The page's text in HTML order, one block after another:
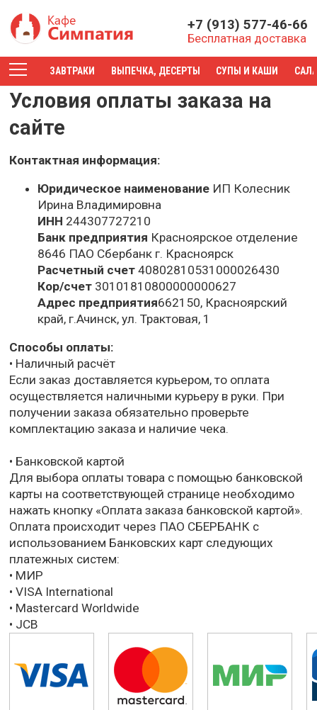
+7 (913) 577-46-66
Бесплатная доставка
ЗАВТРАКИ ВЫПЕЧКА, ДЕСЕРТЫ СУПЫ И КАШИ
Условия оплаты заказа на
сайте
Контактная информация:
Юридическое наименование ИП Колесник
Ирина Владимировна
ИНН 244307727210
Банк предприятия Красноярское отделение
8646 ПАО Сбербанк г. Красноярск
Расчетный счет 40802810531000026430
Кор/счет 30101810800000000627
Адрес предприятия662150, Красноярский
край, г.Ачинск, ул. Трактовая, 1
Способы оплаты:
• Наличный расчёт
Если заказ доставляется курьером, то оплата
осуществляется наличными курьеру в руки. При
получении заказа обязательно проверьте
комплектацию заказа и наличие чека.
• Банковской картой
Для выбора оплаты товара с помощью банковской
карты на соответствующей странице необходимо
нажать кнопку «Оплата заказа банковской картой».
Оплата происходит через ПАО СБЕРБАНК с
использованием Банковских карт следующих
платежных систем:
• МИР
• VISA International
• Mastercard Worldwide
• JCB